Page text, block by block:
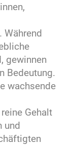
Während
gewinnen
Bedeutung.
wachsende
Gehalt
und